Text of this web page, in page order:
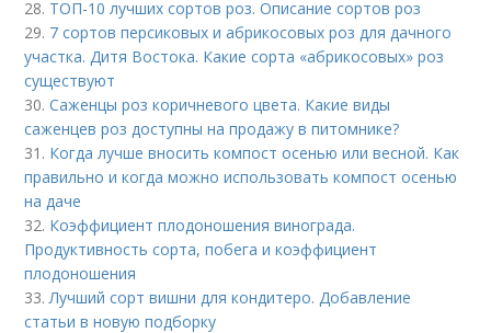
28. ТОП-10 лучших сортов роз. Описание сортов роз
29. 7 сортов персиковых и абрикосовых роз для дачного
участка. Дитя Востока. Какие сорта «абрикосовых» роз
существуют
30.Саженцы роз коричневого цвета. Какие виды
саженцев роз доступны на продажу в питомнике?
31. Когда лучше вносить компост осенью или весной. Как
правильно и когда можно использовать компост осенью
на даче
32. Коэффициент плодоношения винограда.
Продуктивность сорта, побега и коэффициент
плодоношения
33.Лучший сорт вишни для кондитеро. Добавление
статьи в новую подборку